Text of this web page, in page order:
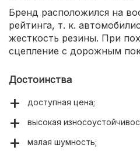
Бренд расположился на
рейтинга, т. к.
жесткость резины. При
сцепление с дорожным
Достоинства
доступная цена;
высокая
малая шумность;